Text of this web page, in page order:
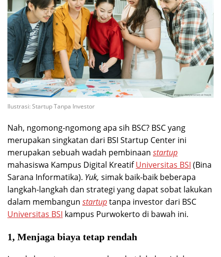
Ilustrasi: Startup Tanpa Investor
Nah, ngomong-ngomong apa sih BSC? BSC yang
merupakan singkatan dari BSI Startup Center ini
merupakan sebuah wadah pembinaan startup
mahasiswa Kampus Digital KreatifUniversitas BSI (Bina
Sarana Informatika). Yuk, simak baik-baik beberapa
langkah-langkah dan strategi yang dapat sobat lakukan
dalam membangun startuptanpa investor dari BSC
Universitas BSI kampus Purwokerto di bawah ini.
1, Menjaga biaya tetap rendah